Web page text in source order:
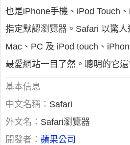
也是iPhone手機、iPod Touch
指定默認瀏覽器。Safari 以驚
Mac、PC 及 iPod touch、
最愛網站一目了然。聰明的它
基本信息
中文名稱： Safari
外文名： Safari瀏覽器
開發者： 蘋果公司